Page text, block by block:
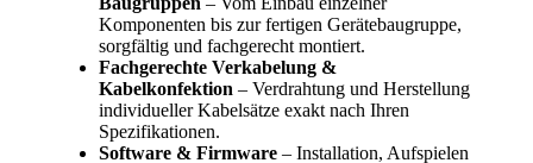
Komponenten bis zur fertigen Gerätebaugruppe,
sorgfältig und fachgerecht montiert.
Fachgerechte Verkabelung &
Kabelkonfektion – Verdrahtung und Herstellung
individueller Kabelsätze exakt nach Ihren
Spezifikationen.
Software & Firmware– Installation, Aufspielen